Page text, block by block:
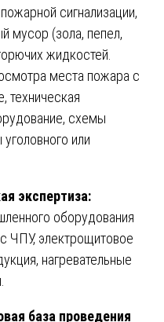
сигнализации,
мусор (зола, пепел,
жидкостей.
места пожара с
техническая
схемы
или
экспертиза:
оборудования
ЧПУ, электрощитовое
нагревательные
база проведения